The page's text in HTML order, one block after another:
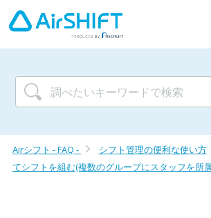
Airシフト - FAQ - シフト管理の便利な使い方
てシフトを組む(複数のグループにスタッフを所